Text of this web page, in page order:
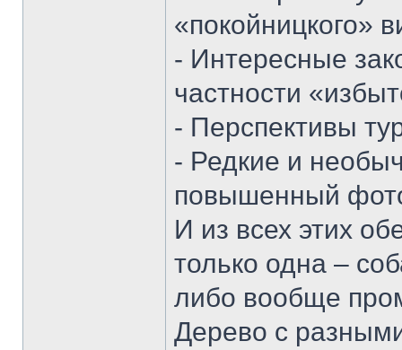
«покойницкого»
- Интересные
частности
- Перспективы
- Редкие и
повышенный
И из всех этих
только одна –
либо вообще
Дерево с